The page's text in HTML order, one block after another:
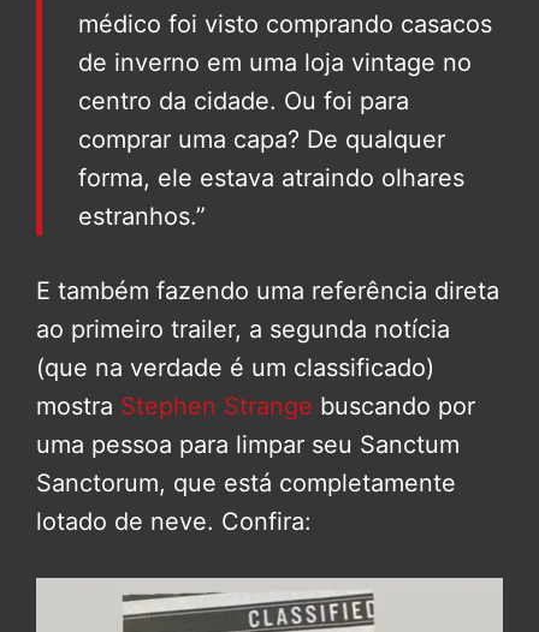
médico foi visto comprando casacos
de inverno em uma loja vintage no
centro da cidade. Ou foi para
comprar uma capa? De qualquer
forma, ele estava atraindo olhares
estranhos.”
E também fazendo uma referência direta
ao primeiro trailer, a segunda notícia
(que na verdade é um classificado)
mostra Stephen Strange buscando por
uma pessoa para limpar seu Sanctum
Sanctorum, que está completamente
lotado de neve. Confira: